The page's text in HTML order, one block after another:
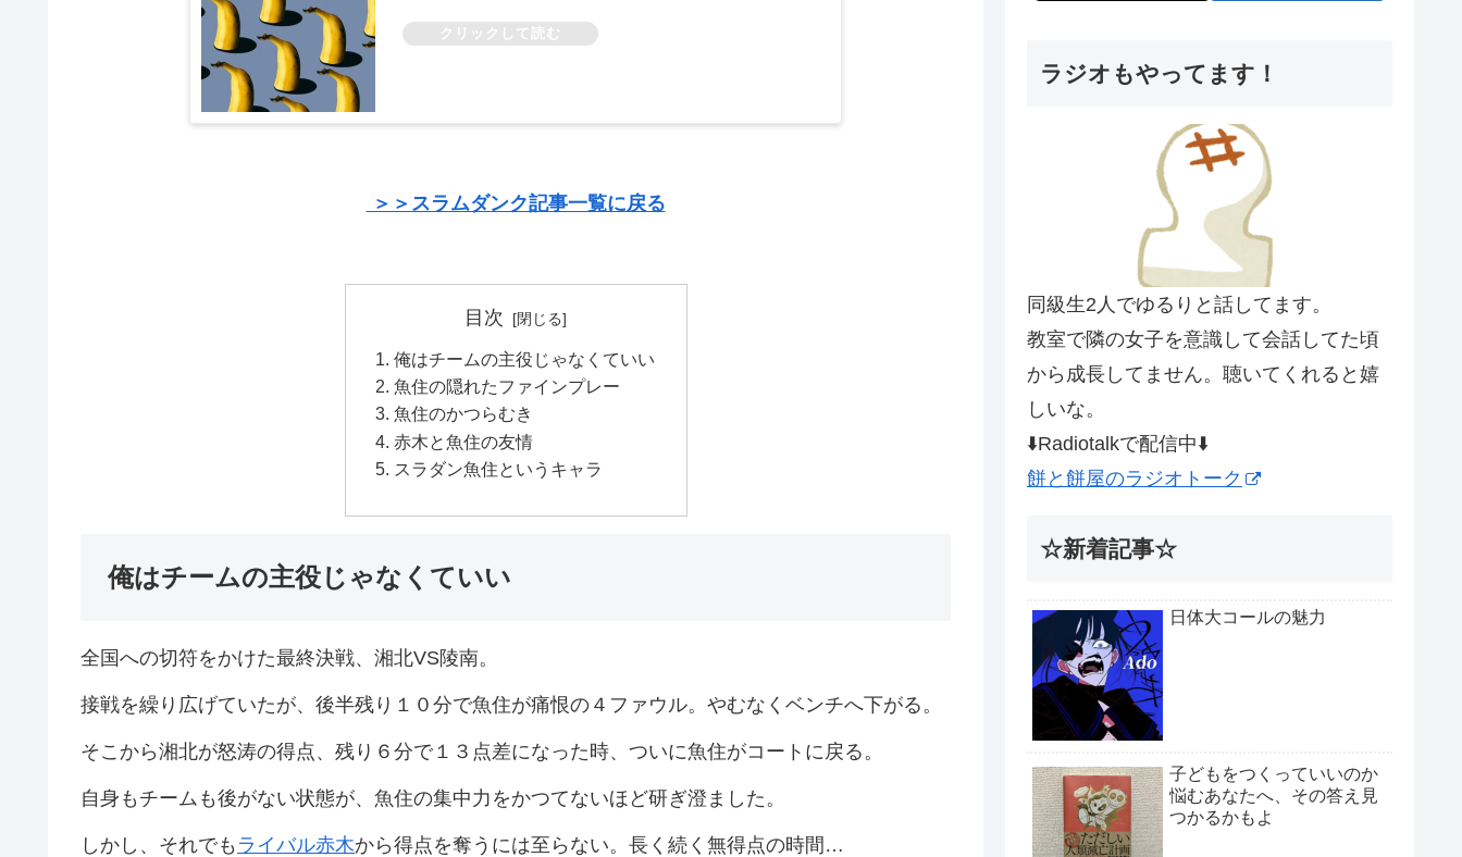
＞＞スラムダンク記事一覧に戻る
目次
俺はチームの主役じゃなくていい
魚住の隠れたファインプレー
魚住のかつらむき
赤木と魚住の友情
スラダン魚住というキャラ
俺はチームの主役じゃなくていい
全国への切符をかけた最終決戦、湘北VS陵南。
接戦を繰り広げていたが、後半残り１０分で魚住が痛恨の４ファウル。やむなくベンチへ下がる。
そこから湘北が怒涛の得点、残り６分で１３点差になった時、ついに魚住がコートに戻る。
自身もチームも後がない状態が、魚住の集中力をかつてないほど研ぎ澄ました。
しかし、それでも ライバル赤木から得点を奪うには至らない。長く続く無得点の時間…
ラジオもやってます！
同級生2人でゆるりと話してます。
教室で隣の女子を意識して会話してた頃
から成長してません。聴いてくれると嬉
しいな。
⬇️Radiotalkで配信中⬇️
餅と餅屋のラジオトーク
☆新着記事☆
日体大コールの魅力
子どもをつくっていいのか
悩むあなたへ、その答え見
つかるかもよ